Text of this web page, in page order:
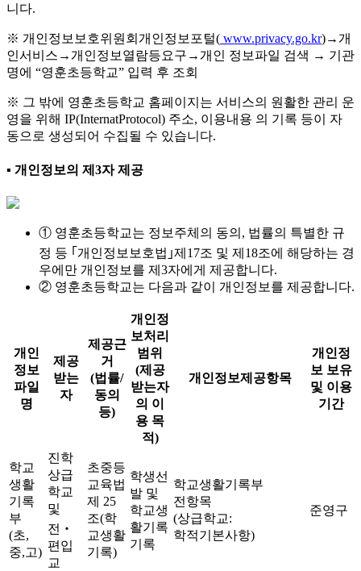
니다.
※ 개인정보보호위원회개인정보포털( www.privacy.go.kr)→개
인서비스→개인정보열람등요구→개인 정보파일 검색 → 기관
명에 “영훈초등학교” 입력 후 조회
※ 그 밖에 영훈초등학교 홈페이지는 서비스의 원활한 관리 운
영을 위해 IP(InternatProtocol) 주소, 이용내용 의 기록 등이 자
동으로 생성되어 수집될 수 있습니다.
▪ 개인정보의 제3자 제공
① 영훈초등학교는 정보주체의 동의, 법률의 특별한 규
정 등 ｢개인정보보호법｣제17조 및 제18조에 해당하는 경
우에만 개인정보를 제3자에게 제공합니다.
② 영훈초등학교는 다음과 같이 개인정보를 제공합니다.
개인
정보
파일
명
제공
받는
자
제공근
거
(법률/
동의
등)
개인정
보처리
범위
(제공
받는자
의 이
용 목
적)
개인정보제공항목
개인정
보 보유
및 이용
기간
학교
생활
기록
부
(초,
중,고)
진학
상급
학교
및
전‧
편입
교
초중등
교육법
제 25
조(학
교생활
기록)
학생선
발 및
학교생
활기록
기록
학교생활기록부
전항목
(상급학교:
학적기본사항)
준영구